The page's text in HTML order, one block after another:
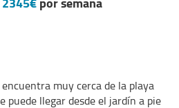
muy cerca de la playa
puede llegar desde el jardín a pie